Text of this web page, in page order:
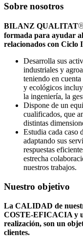
Sobre nosotros
BILANZ QUALITAT
formada para ayudar
relacionados con Ciclo
Desarrolla sus
industriales y
teniendo en
y ecológicos
la ingeniería, la
Dispone de un
cualificados, que
distintas
Estudia cada caso
adaptando sus
respuestas
estrecha
nuestros trabajos.
Nuestro objetivo
La CALIDAD de
COSTE-EFICACIA y
realización, son un
clientes.